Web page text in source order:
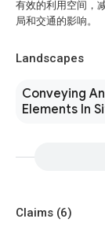
有效的利用空间，
局和交通的影响。
Landscapes
Conveying
Elements In
Claims (6)